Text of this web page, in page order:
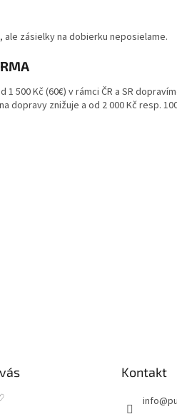
ale zásielky na dobierku neposielame.
1 500 Kč (60€) v rámci ČR a SR
dopravy znižuje a od 2 000 Kč resp.
Kontakt
info@